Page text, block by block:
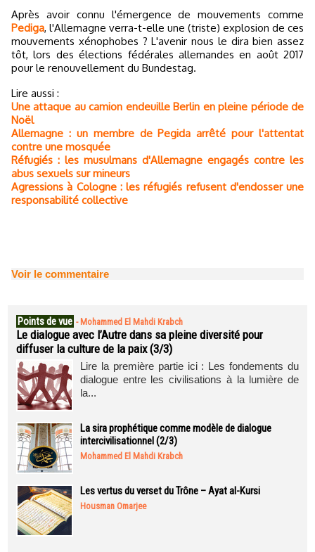
Après avoir connu l'émergence de mouvements comme
Pediga, l'Allemagne verra-t-elle une (triste) explosion de ces
mouvements xénophobes ? L'avenir nous le dira bien assez
tôt, lors des élections fédérales allemandes en août 2017
pour le renouvellement du Bundestag.
Lire aussi :
Une attaque au camion endeuille Berlin en pleine période de
Noël
Allemagne : un membre de Pegida arrêté pour l'attentat
contre une mosquée
Réfugiés : les musulmans d'Allemagne engagés contre les
abus sexuels sur mineurs
Agressions à Cologne : les réfugiés refusent d'endosser une
responsabilité collective
Voir le commentaire
Points de vue - Mohammed El Mahdi Krabch
Le dialogue avec l’Autre dans sa pleine diversité pour
diffuser la culture de la paix (3/3)
Lire la première partie ici : Les fondements du
dialogue entre les civilisations à la lumière de
la...
La sira prophétique comme modèle de dialogue
intercivilisationnel (2/3)
Mohammed El Mahdi Krabch
Les vertus du verset du Trône – Ayat al-Kursi
Housman Omarjee